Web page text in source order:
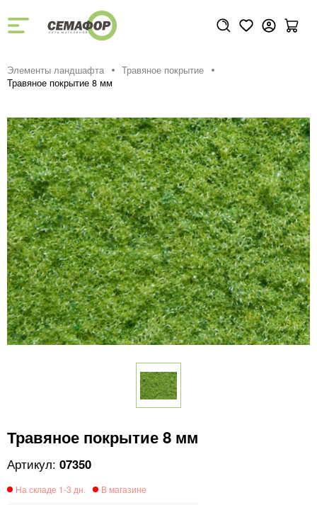
Элементы ландшафта
Травяное покрытие
Травяное покрытие 8 мм
Травяное покрытие 8 мм
07350